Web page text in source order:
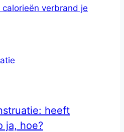
calorieën verbrand je
heeft
ja, hoe?